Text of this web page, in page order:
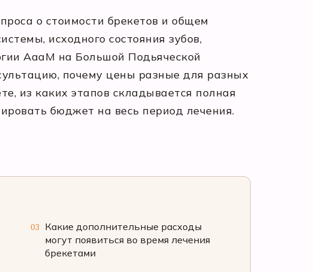
о стоимости брекетов и общем
исходного состояния зубов,
АааМ на Большой Подьяческой
почему цены разные для разных
из каких этапов складывается полная
бюджет на весь период лечения.
03
Какие дополнительные расходы
могут появиться во время лечения
брекетами